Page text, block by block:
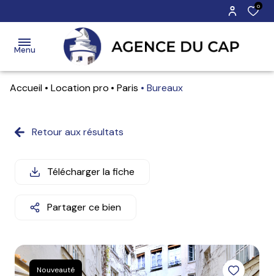
0
Menu
Biens
vente
vendus
location
Biens
louer
loués
Vente
Location
notre
agence
Accueil Location pro Paris Bureaux
Retour aux résultats
Télécharger la fiche
Partager ce bien
Nouveauté